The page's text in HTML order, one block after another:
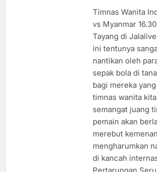
Timnas Wanita
vs Myanmar
Tayang di
ini tentunya
nantikan oleh
sepak bola di
bagi mereka
timnas wanita
semangat juang
pemain akan
merebut
mengharumkan
di kancah